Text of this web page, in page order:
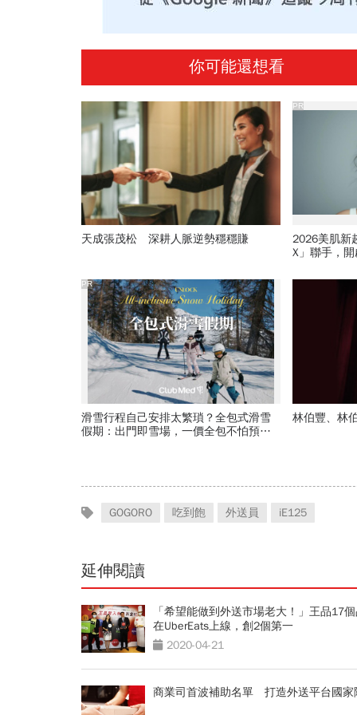
你可能還想看
天成張茂松 深耕人脈逆勢穩穩賺
2026美肌新
X」聯手，
PR
滑雪行程自己安排太繁瑣？全包式滑雪
假期：出門即雪場，一價全包不怕預算
PR
林伯豐、林
GOGORO 吃到飽 外送員 iE125
延伸閱讀
「希望能做到外送市場老大！」王品17
在UberEats上線，創2個第一
2020-04-21
商業司首波補助名單 打造外送平台國家